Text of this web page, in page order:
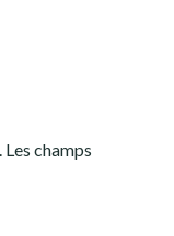
Les champs